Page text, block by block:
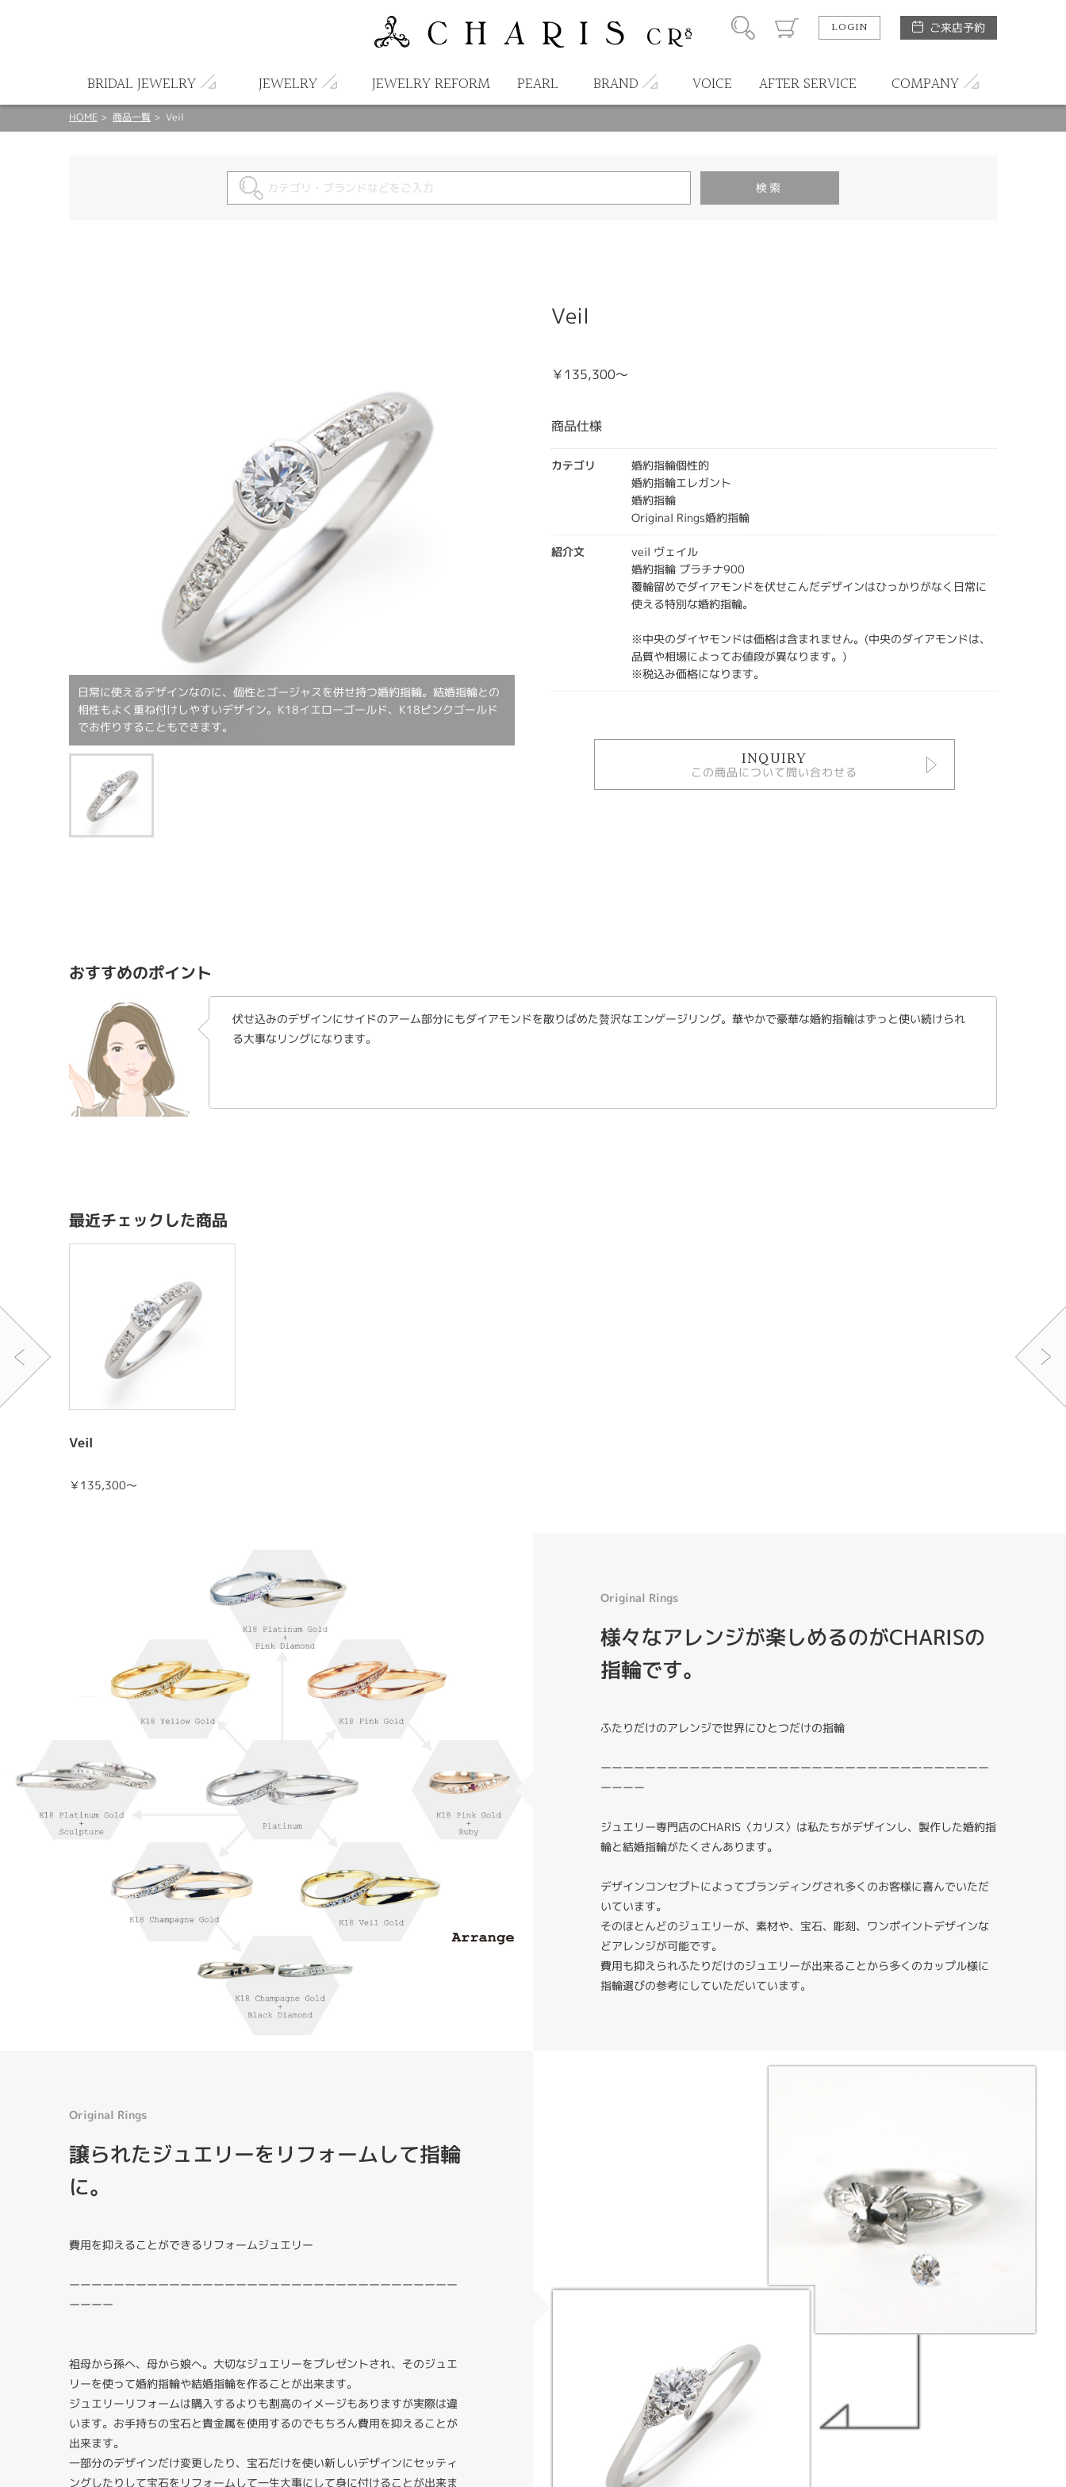
LOGIN ご来店予約
BRIDAL JEWELRY JEWELRY JEWELRY REFORM PEARL BRAND VOICE AFTER SERVICE COMPANY
HOME 商品一覧 Veil
日常に使えるデザインなのに、個性とゴージャスを併せ持つ婚約指輪。結婚指輪との
相性もよく重ね付けしやすいデザイン。K18イエローゴールド、K18ピンクゴールド
でお作りすることもできます。
Veil
￥135,300～
商品仕様
カテゴリ
婚約指輪個性的
婚約指輪エレガント
婚約指輪
Original Rings婚約指輪
紹介文
veil ヴェイル
婚約指輪 プラチナ900
覆輪留めでダイアモンドを伏せこんだデザインはひっかりがなく日常に
使える特別な婚約指輪。
※中央のダイヤモンドは価格は含まれません。(中央のダイアモンドは、
品質や相場によってお値段が異なります。)
※税込み価格になります。
INQUIRY
この商品について問い合わせる
おすすめのポイント
伏せ込みのデザインにサイドのアーム部分にもダイアモンドを散りばめた贅沢なエンゲージリング。華やかで豪華な婚約指輪はずっと使い続けられ
る大事なリングになります。
最近チェックした商品
Veil
￥135,300～
Original Rings
様々なアレンジが楽しめるのがCHARISの
指輪です。
ふたりだけのアレンジで世界にひとつだけの指輪
ーーーーーーーーーーーーーーーーーーーーーーーーーーーーーーーーーーー
ーーーー
ジュエリー専門店のCHARIS〈カリス〉は私たちがデザインし、製作した婚約指
輪と結婚指輪がたくさんあります。
デザインコンセプトによってブランディングされ多くのお客様に喜んでいただ
いています。
そのほとんどのジュエリーが、素材や、宝石、彫刻、ワンポイントデザインな
どアレンジが可能です。
費用も抑えられふたりだけのジュエリーが出来ることから多くのカップル様に
指輪選びの参考にしていただいています。
Original Rings
譲られたジュエリーをリフォームして指輪
に。
費用を抑えることができるリフォームジュエリー
ーーーーーーーーーーーーーーーーーーーーーーーーーーーーーーーーーーー
ーーーー
祖母から孫へ、母から娘へ。大切なジュエリーをプレゼントされ、そのジュエ
リーを使って婚約指輪や結婚指輪を作ることが出来ます。
ジュエリーリフォームは購入するよりも割高のイメージもありますが実際は違
います。お手持ちの宝石と貴金属を使用するのでもちろん費用を抑えることが
出来ます。
一部分のデザインだけ変更したり、宝石だけを使い新しいデザインにセッティ
ングしたりして宝石をリフォームして一生大事にして身に付けることが出来ま